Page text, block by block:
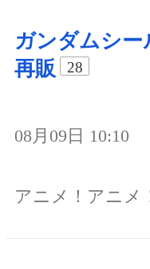
ガンダムシ
再販
28
08月09日 10:10
アニメ！アニメ